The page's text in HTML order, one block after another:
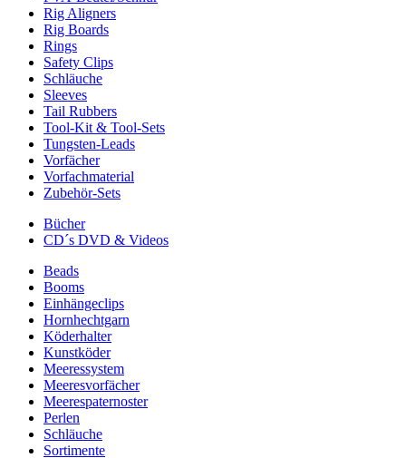
Rig Aligners
Rig Boards
Rings
Safety Clips
Schläuche
Sleeves
Tail Rubbers
Tool-Kit & Tool-Sets
Tungsten-Leads
Vorfächer
Vorfachmaterial
Zubehör-Sets
Bücher
CD´s DVD & Videos
Beads
Booms
Einhängeclips
Hornhechtgarn
Köderhalter
Kunstköder
Meeressystem
Meeresvorfächer
Meerespaternoster
Perlen
Schläuche
Sortimente